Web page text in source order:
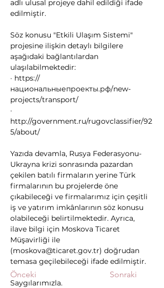
Önceki Sonraki
adlı ulusal projeye dahil edildiği ifade
edilmiştir.
Söz konusu "Etkili Ulaşım Sistemi"
projesine ilişkin detaylı bilgilere
aşağıdaki bağlantılardan
ulaşılabilmektedir:
· https://
национальныепроекты.рф/new-
projects/transport/
·
http://government.ru/rugovclassifier/92
5/about/
Yazıda devamla, Rusya Federasyonu-
Ukrayna krizi sonrasında pazardan
çekilen batılı firmaların yerine Türk
firmalarının bu projelerde öne
çıkabileceği ve firmalarımız için çeşitli
iş ve yatırım imkânlarının söz konusu
olabileceği belirtilmektedir. Ayrıca,
ilave bilgi için Moskova Ticaret
Müşavirliği ile
(moskova@ticaret.gov.tr) doğrudan
temasa geçilebileceği ifade edilmiştir.
Saygılarımızla.